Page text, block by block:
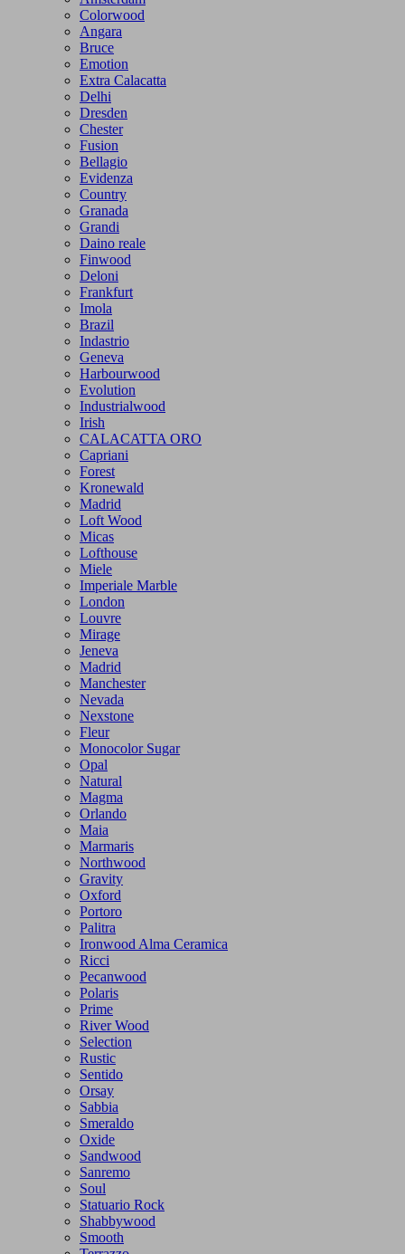
Colorwood
Angara
Bruce
Emotion
Extra Calacatta
Delhi
Dresden
Chester
Fusion
Bellagio
Evidenza
Country
Granada
Grandi
Daino reale
Finwood
Deloni
Frankfurt
Imola
Brazil
Indastrio
Geneva
Harbourwood
Evolution
Industrialwood
Irish
CALACATTA ORO
Capriani
Forest
Kronewald
Madrid
Loft Wood
Micas
Lofthouse
Miele
Imperiale Marble
London
Louvre
Mirage
Jeneva
Madrid
Manchester
Nevada
Nexstone
Fleur
Monocolor Sugar
Opal
Natural
Magma
Orlando
Maia
Marmaris
Northwood
Gravity
Oxford
Portoro
Palitra
Ironwood Alma Ceramica
Ricci
Pecanwood
Polaris
Prime
River Wood
Selection
Rustic
Sentido
Orsay
Sabbia
Smeraldo
Oxide
Sandwood
Sanremo
Soul
Statuario Rock
Shabbywood
Smooth